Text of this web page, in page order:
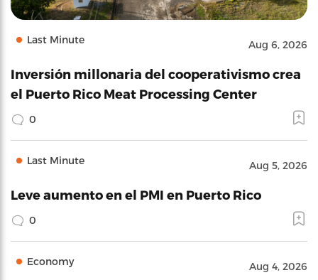
Last Minute Aug 6, 2026
Inversión millonaria del cooperativismo crea
el Puerto Rico Meat Processing Center
0
Last Minute Aug 5, 2026
Leve aumento en el PMI en Puerto Rico
0
Economy Aug 4, 2026